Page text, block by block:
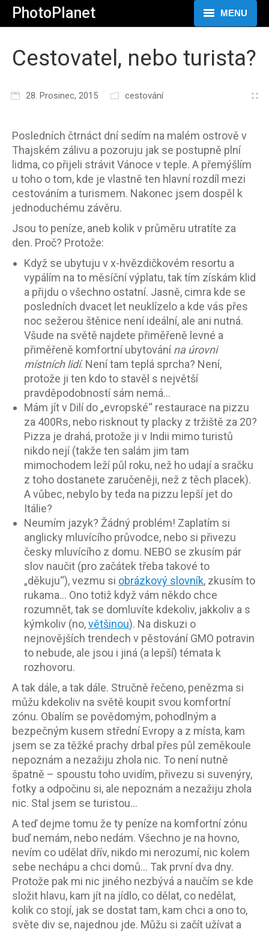
PhotoPlanet MENU
FOTOGRAFIE
VIDEO
O MNĚ
Cestovatel, nebo turista?
28. Prosinec, 2015 cestování
Posledních čtrnáct dní sedím na malém ostrově v
Thajském zálivu a pozoruju jak se postupně plní
lidma, co přijeli strávit Vánoce v teple. A přemýšlím
u toho o tom, kde je vlastně ten hlavní rozdíl mezi
cestováním a turismem. Nakonec jsem dospěl k
jednoduchému závěru.
Jsou to peníze, aneb kolik v průměru utratíte za
den. Proč? Protože:
Když se ubytuju v x-hvězdičkovém resortu a
vypálím na to měsíční výplatu, tak tím získám klid
a přijdu o všechno ostatní. Jasně, cimra kde se
posledních dvacet let neuklízelo a kde vás přes
noc sežerou štěnice není ideální, ale ani nutná.
Všude na světě najdete přiměřeně levné a
přiměřeně komfortní ubytovánína úrovni
místních lidí. Není tam teplá sprcha? Není,
protože ji ten kdo to stavěl s největší
pravděpodobností sám nemá…
Mám jít v Dilí do „evropské“ restaurace na pizzu
za 400Rs, nebo risknout ty placky z tržiště za 20?
Pizza je drahá, protože ji v Indii mimo turistů
nikdo nejí (takže ten salám jim tam
mimochodem leží půl roku, než ho udají a sračku
z toho dostanete zaručeněji, než z těch placek).
A vůbec, nebylo by teda na pizzu lepší jet do
Itálie?
Neumím jazyk? Žádný problém! Zaplatím si
anglicky mluvícího průvodce, nebo si přivezu
česky mluvícího z domu. NEBO se zkusím pár
slov naučit (pro začátek třeba takové to
„děkuju“), vezmu si obrázkový slovník, zkusím to
rukama… Ono totiž když vám někdo chce
rozumnět, tak se domluvíte kdekoliv, jakkoliv a s
kýmkoliv (no,většinou). Na diskuzi o
nejnovějších trendech v pěstování GMO potravin
to nebude, ale jsou i jiná (a lepší) témata k
rozhovoru.
A tak dále, a tak dále. Stručně řečeno, penězma si
můžu kdekoliv na světě koupit svou komfortní
zónu. Obalím se povědomým, pohodlným a
bezpečným kusem střední Evropy a z místa, kam
jsem se za těžké prachy drbal přes půl zeměkoule
nepoznám a nezažiju zhola nic. To není nutně
špatně – spoustu toho uvidím, přivezu si suvenýry,
fotky a odpočinu si, ale nepoznám a nezažiju zhola
nic. Stal jsem se turistou…
A teď dejme tomu že ty peníze na komfortní zónu
buď nemám, nebo nedám. Všechno je na hovno,
nevím co udělat dřív, nikdo mi nerozumí, nic kolem
sebe nechápu a chci domů… Tak první dva dny.
Protože pak mi nic jiného nezbývá a naučím se kde
složit hlavu, kam jít na jídlo, co dělat, co nedělat,
kolik co stojí, jak se dostat tam, kam chci a ono to,
světe div se, najednou jde. Můžu si začít užívat a